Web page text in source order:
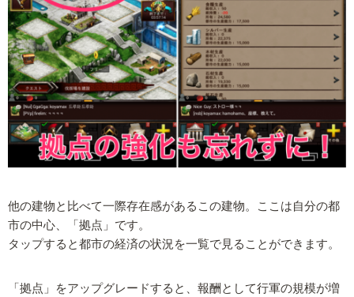
他の建物と比べて一際存在感があるこの建物。ここは自分の都
市の中心、「拠点」です。
タップすると都市の経済の状況を一覧で見ることができます。
「拠点」をアップグレードすると、報酬として行軍の規模が増